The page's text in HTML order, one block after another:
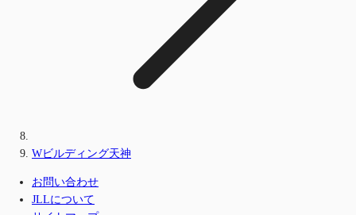
Wビルディング天神
お問い合わせ
JLLについて